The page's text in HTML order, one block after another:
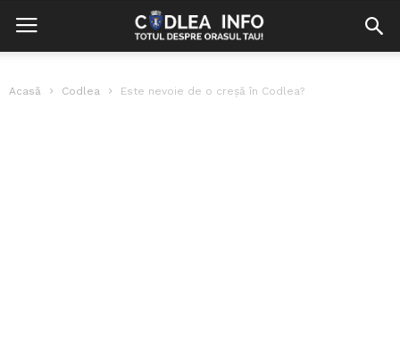
Acasă Codlea Este nevoie de o creşă în Codlea?